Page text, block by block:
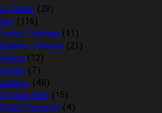
Tasker (28)
(116)
Funktion (11)
Dækken Tilbehør (21)
Fleece (12)
Lænde (7)
(40)
Rain (15)
Transport (4)